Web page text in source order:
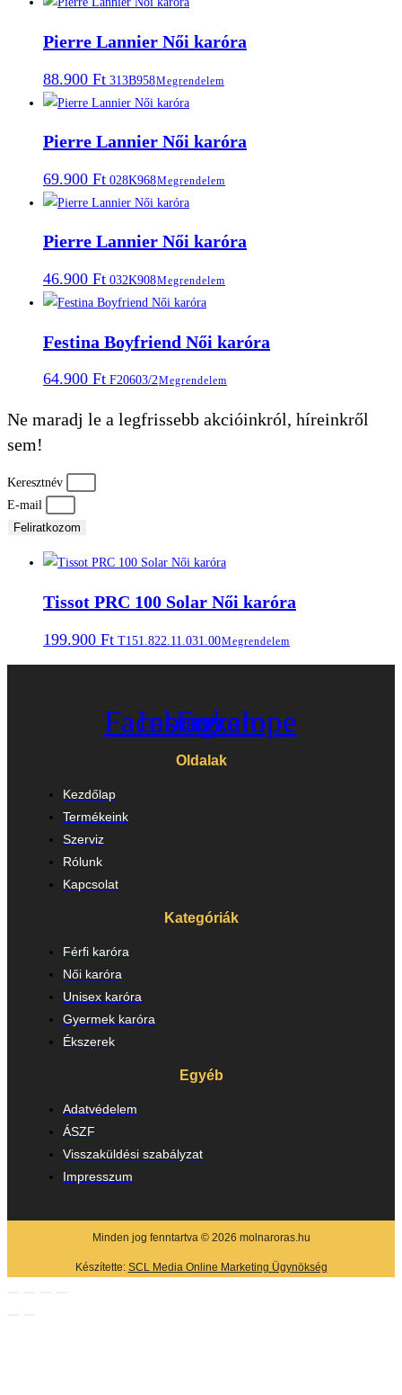
Pierre Lannier Női karóra
88.900 Ft 313B958Megrendelem
Pierre Lannier Női karóra
69.900 Ft 028K968Megrendelem
Pierre Lannier Női karóra
46.900 Ft 032K908Megrendelem
Festina Boyfriend Női karóra
64.900 Ft F20603/2Megrendelem
Ne maradj le a legfrissebb akcióinkról, híreinkről
sem!
Keresztnév
E-mail
Feliratkozom
Tissot PRC 100 Solar Női karóra
199.900 Ft T151.822.11.031.00Megrendelem
Facebook
Instagram
Envelope
Oldalak
Kezdőlap
Termékeink
Szerviz
Rólunk
Kapcsolat
Kategóriák
Férfi karóra
Női karóra
Unisex karóra
Gyermek karóra
Ékszerek
Egyéb
Adatvédelem
ÁSZF
Visszaküldési szabályzat
Impresszum
Minden jog fenntartva © 2026 molnaroras.hu
Készítette: SCL Media Online Marketing Ügynökség